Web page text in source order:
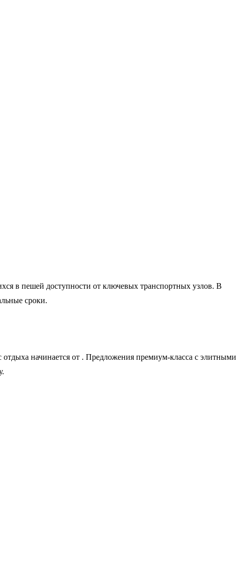
в пешей доступности от ключевых транспортных узлов. В
сроки.
начинается от . Предложения премиум-класса с элитными